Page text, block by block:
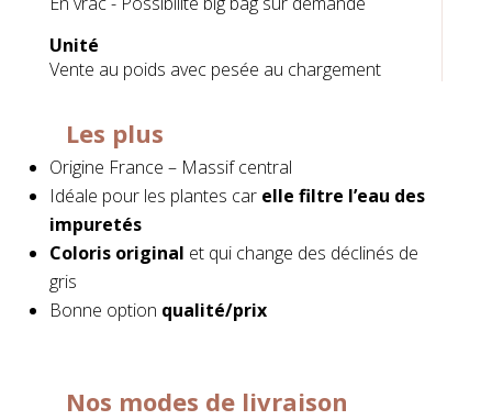
Unité
Vente au poids avec pesée au chargement
Les plus
Origine France – Massif central
Idéale pour les plantes carelle filtre l’eau des
impuretés
Coloris original et qui change des déclinés de
gris
Bonne option qualité/prix
Nos modes de livraison